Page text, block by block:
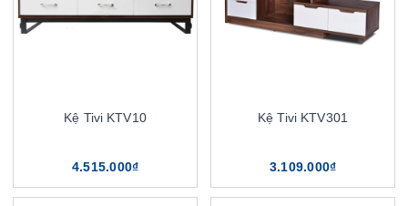
Kệ Tivi KTV10
4.515.000₫
Kệ Tivi KTV301
3.109.000₫